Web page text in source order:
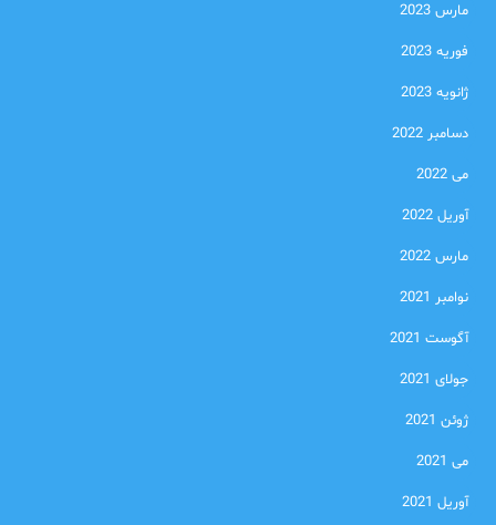
مارس 2023
فوریه 2023
ژانویه 2023
دسامبر 2022
می 2022
آوریل 2022
مارس 2022
نوامبر 2021
آگوست 2021
جولای 2021
ژوئن 2021
می 2021
آوریل 2021